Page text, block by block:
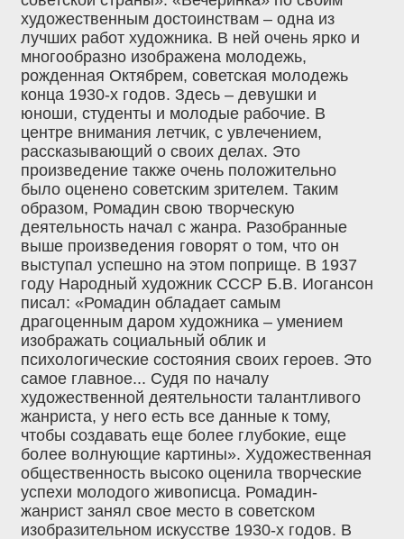
художественным достоинствам – одна из
лучших работ художника. В ней очень ярко и
многообразно изображена молодежь,
рожденная Октябрем, советская молодежь
конца 1930-х годов. Здесь – девушки и
юноши, студенты и молодые рабочие. В
центре внимания летчик, с увлечением,
рассказывающий о своих делах. Это
произведение также очень положительно
было оценено советским зрителем. Таким
образом, Ромадин свою творческую
деятельность начал с жанра. Разобранные
выше произведения говорят о том, что он
выступал успешно на этом поприще. В 1937
году Народный художник СССР Б.В. Иогансон
писал: «Ромадин обладает самым
драгоценным даром художника – умением
изображать социальный облик и
психологические состояния своих героев. Это
самое главное... Судя по началу
художественной деятельности талантливого
жанриста, у него есть все данные к тому,
чтобы создавать еще более глубокие, еще
более волнующие картины». Художественная
общественность высоко оценила творческие
успехи молодого живописца. Ромадин-
жанрист занял свое место в советском
изобразительном искусстве 1930-х годов. В